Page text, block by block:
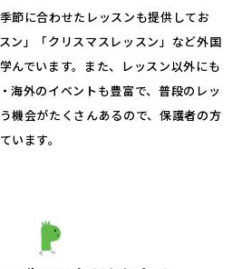
節に合わせたレッスンも提供してお
ン」「クリスマスレッスン」など外国
んでいます。また、レッスン以外にも
海外のイベントも豊富で、普段のレッ
機会がたくさんあるので、保護者の方
います。